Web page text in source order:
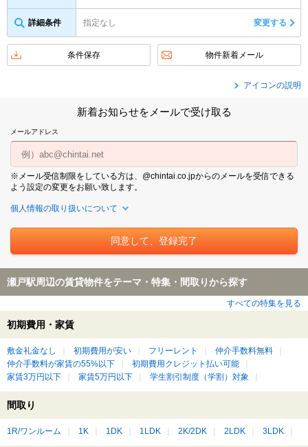
詳細条件 指定なし 変更する
条件保存 物件新着メール
アイコンの説明
新着お知らせをメールで受け取る
メールアドレス
※メール受信制限をしている方は、@chintai.co.jpからのメールを受信できる
よう設定の変更をお願い致します。
個人情報の取り扱いについて
瀬戸駅周辺の賃貸物件をテーマ・特集・間取りから探す
すべての特集を見る
初期費用・家賃
敷金礼金なし 初期費用が安い フリーレント
仲介手数料無料
仲介手数料が家賃の55%以下
初期費用クレジット払い可能
家賃3万円以下
家賃5万円以下 学生割引制度（学割）対象
間取り
1R/ワンルーム 1K 1DK 1LDK 2K/2DK 2LDK 3LDK